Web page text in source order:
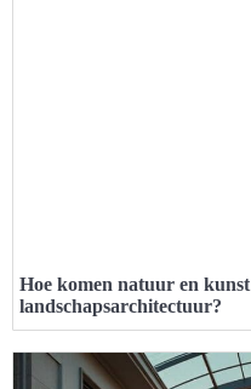
Hoe komen natuur en
landschapsarchitectuur?